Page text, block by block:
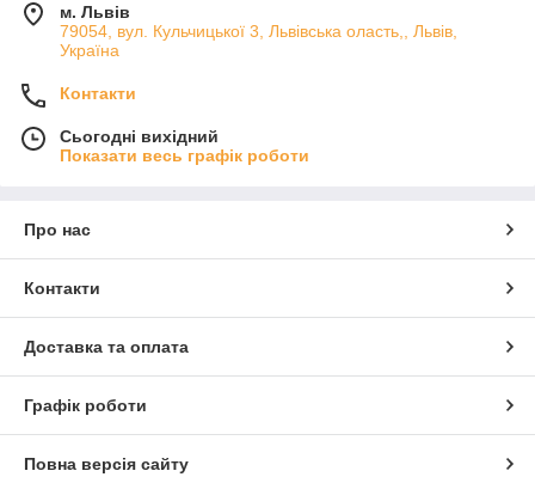
м. Львів
79054, вул. Кульчицької 3, Львівська оласть,, Львів,
Україна
Контакти
Сьогодні вихідний
Показати весь графік роботи
Про нас
Контакти
Доставка та оплата
Графік роботи
Повна версія сайту